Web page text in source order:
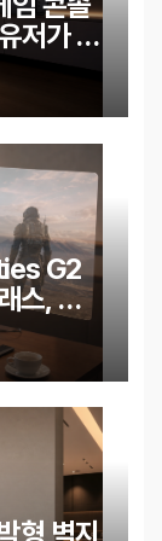
저가 궁
G2
스, 어
형 벽지